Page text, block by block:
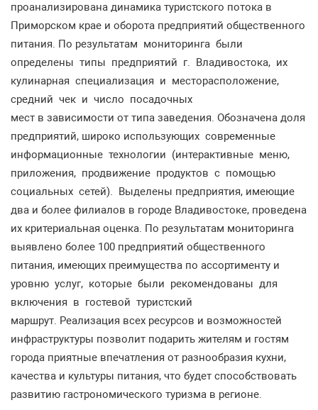
проанализирована динамика туристского потока в
Приморском крае и оборота предприятий общественного
питания. По результатам мониторинга были
определены типы предприятий г. Владивостока, их
кулинарная специализация и месторасположение,
средний чек и число посадочных
мест в зависимости от типа заведения. Обозначена доля
предприятий, широко использующих современные
информационные технологии (интерактивные меню,
приложения, продвижение продуктов с помощью
социальных сетей). Выделены предприятия, имеющие
два и более филиалов в городе Владивостоке, проведена
их критериальная оценка. По результатам мониторинга
выявлено более 100 предприятий общественного
питания, имеющих преимущества по ассортименту и
уровню услуг, которые были рекомендованы для
включения в гостевой туристский
маршрут. Реализация всех ресурсов и возможностей
инфраструктуры позволит подарить жителям и гостям
города приятные впечатления от разнообразия кухни,
качества и культуры питания, что будет способствовать
развитию гастрономического туризма в регионе.